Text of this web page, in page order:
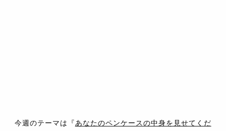
今週のテーマは『あなたのペンケースの中身を見せてくだ